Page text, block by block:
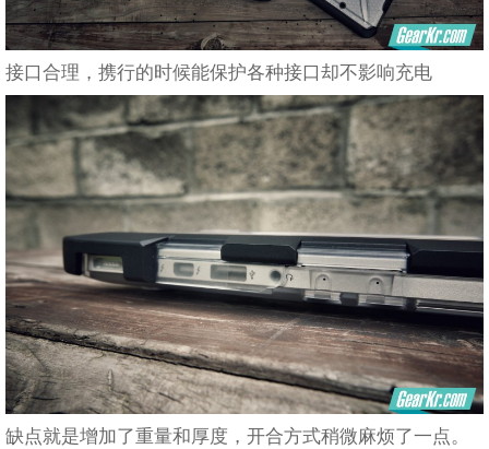
接口合理，携行的时候能保护各种接口却不影响充电
缺点就是增加了重量和厚度，开合方式稍微麻烦了一点。